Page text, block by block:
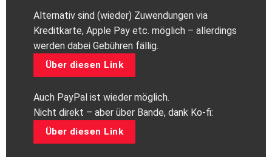
Alternativ sind (wieder) Zuwendungen via
Kreditkarte, Apple Pay etc. möglich – allerdings
werden dabei Gebühren fällig.
Über diesen Link
Auch PayPal ist wieder möglich.
Nicht direkt – aber über Bande, dank Ko-fi:
Über diesen Link